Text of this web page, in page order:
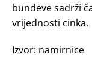
bundeve sadrži
vrijednosti cinka.
Izvor: namirnice